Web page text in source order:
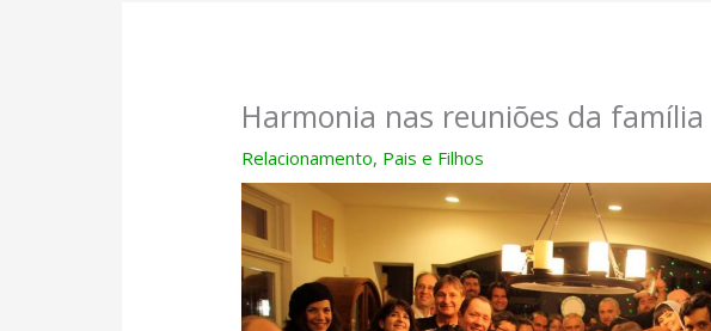
Harmonia nas reuniões da família
Relacionamento, Pais e Filhos